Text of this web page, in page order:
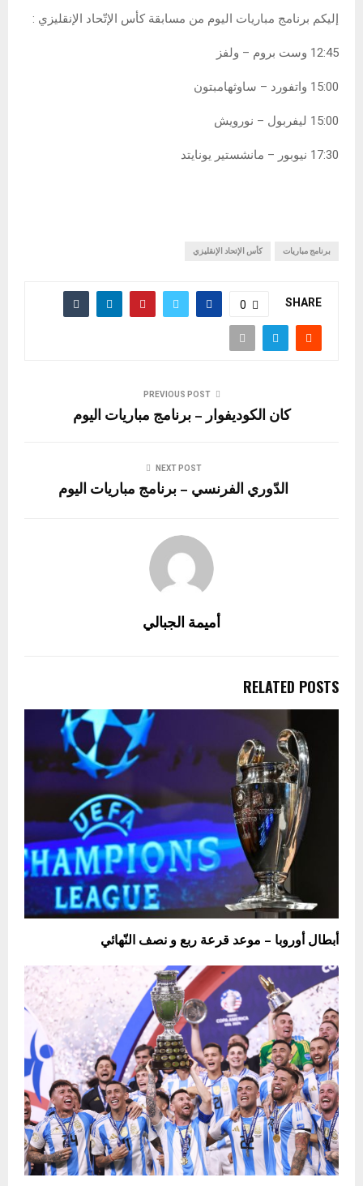
إليكم برنامج مباريات اليوم من مسابقة كأس الإتّحاد الإنقليزي :
12:45 وست بروم – ولفز
15:00 واتفورد – ساوثهامبتون
15:00 ليفربول – نورويش
17:30 نيوبور – مانشستير يونايتد
برنامج مباريات كأس الإتحاد الإنقليزي
SHARE
0
PREVIOUS POST
كان الكوديفوار – برنامج مباريات اليوم
NEXT POST
الدّوري الفرنسي – برنامج مباريات اليوم
أميمة الجبالي
RELATED POSTS
أبطال أوروبا – موعد قرعة ربع و نصف النّهائي